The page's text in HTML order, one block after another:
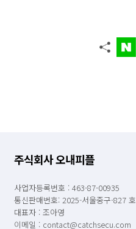
주식회사 오내피플
사업자등록번호 : 463-87-00935
통신판매번호: 2025-서울중구-827 호
대표자 : 조아영
이메일 : contact@catchsecu.com